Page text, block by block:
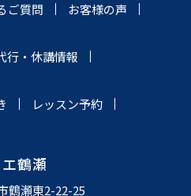
ご質問
お客様の声
行・休講情報
レッスン予約
鶴瀬
鶴瀬東2-22-25